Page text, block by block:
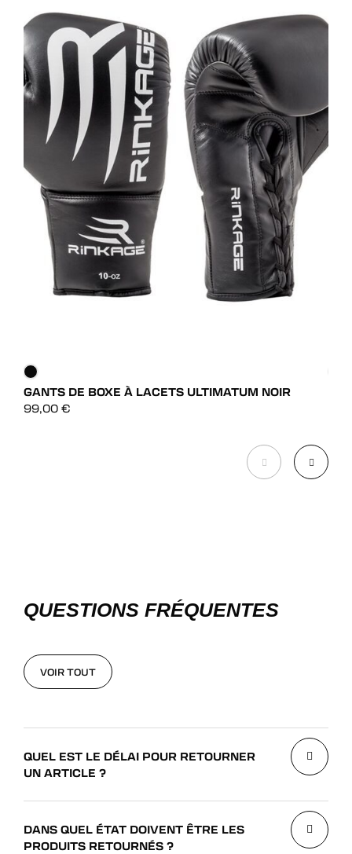
GANTS DE BOXE À LACETS ULTIMATUM NOIR
99,00 €
QUESTIONS FRÉQUENTES
VOIR TOUT
QUEL EST LE DÉLAI POUR RETOURNER
UN ARTICLE ?
DANS QUEL ÉTAT DOIVENT ÊTRE LES
PRODUITS RETOURNÉS ?